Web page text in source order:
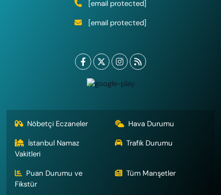
[email protected]
[email protected]
Nöbetçi Eczaneler
Hava Durumu
İstanbul Namaz
Vakitleri
Trafik Durumu
Puan Durumu ve
Fikstür
Tüm Manşetler